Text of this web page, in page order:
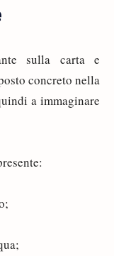
sulla carta e
concreto nella
a immaginare